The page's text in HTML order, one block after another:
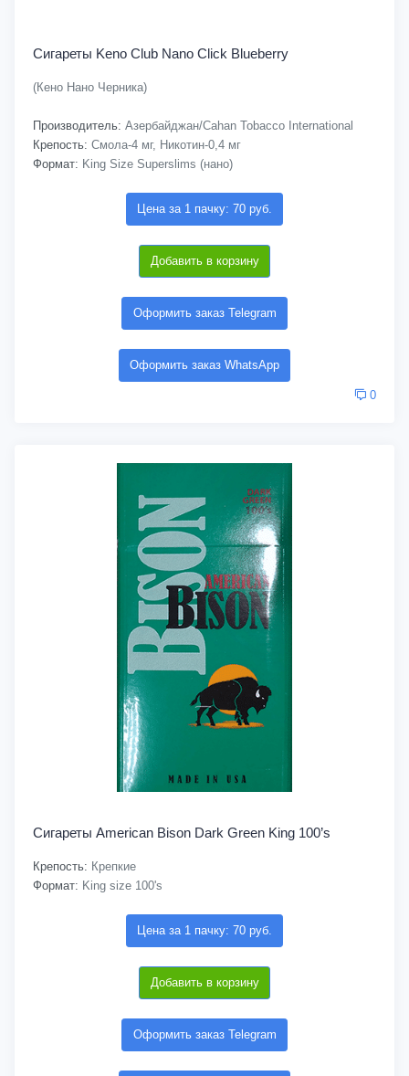
Сигареты Keno Club Nano Click Blueberry
(Кено Нано Черника)
Производитель: Азербайджан/Cahan Tobacco International
Крепость: Смола-4 мг, Никотин-0,4 мг
Формат: King Size Superslims (нано)
Цена за 1 пачку: 70 руб.
Добавить в корзину
Оформить заказ Telegram
Оформить заказ WhatsApp
0
Сигареты American Bison Dark Green King 100’s
Крепость: Крепкие
Формат: King size 100's
Цена за 1 пачку: 70 руб.
Добавить в корзину
Оформить заказ Telegram